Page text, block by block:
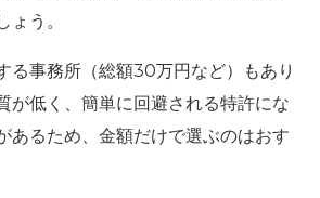
ょう。
る事務所（総額30万円など）もあり
が低く、簡単に回避される特許にな
あるため、金額だけで選ぶのはおす